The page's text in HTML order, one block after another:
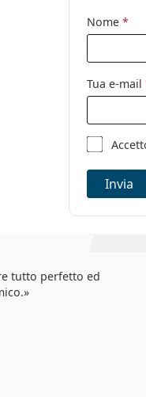
Nome *
Tua e-mail
Invia
tutto perfetto ed